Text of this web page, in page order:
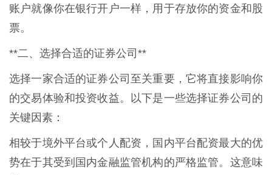
账户就像你在银行开户一样，用于存放你的资金和股
票。
**二、选择合适的证券公司**
选择一家合适的证券公司至关重要，它将直接影响你
的交易体验和投资收益。以下是一些选择证券公司的
关键因素：
相较于境外平台或个人配资，国内平台配资最大的优
势在于其受到国内金融监管机构的严格监管。这意味